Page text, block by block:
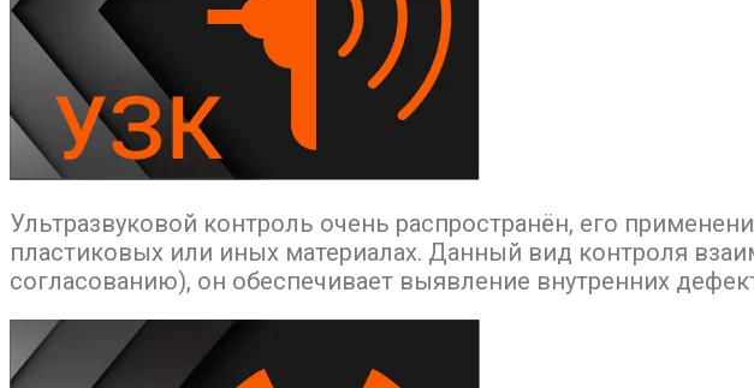
Ультразвуковой контроль очень распространён, его
пластиковых или иных материалах. Данный вид контроля
согласованию), он обеспечивает выявление внутренних